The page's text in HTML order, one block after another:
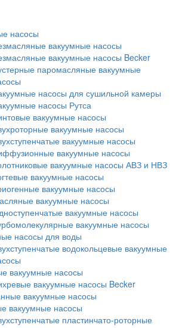
насосы
вакуумные насосы
вакуумные насосы Becker
паромасляные вакуумные
насосы для сушильной камеры
насосы Рутса
вакуумные насосы
вакуумные насосы
вакуумные насосы
вакуумные насосы
вакуумные насосы АВЗ и НВЗ
вакуумные насосы
вакуумные насосы
вакуумные насосы
вакуумные насосы
вакуумные насосы
насосы для воды
водокольцевые вакуумные
вакуумные насосы
вакуумные насосы Becker
вакуумные насосы
вакуумные насосы
пластинчато-роторные